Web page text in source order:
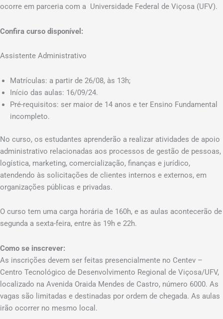
ocorre em parceria com a Universidade Federal de Viçosa (UFV).
Confira curso disponível:
Assistente Administrativo
Matrículas: a partir de 26/08, às 13h;
Início das aulas: 16/09/24.
Pré-requisitos: ser maior de 14 anos e ter Ensino Fundamental
incompleto.
No curso, os estudantes aprenderão a realizar atividades de apoio
administrativo relacionadas aos processos de gestão de pessoas,
logística, marketing, comercialização, finanças e jurídico,
atendendo às solicitações de clientes internos e externos, em
organizações públicas e privadas.
O curso tem uma carga horária de 160h, e as aulas acontecerão de
segunda a sexta-feira, entre às 19h e 22h.
Como se inscrever:
As inscrições devem ser feitas presencialmente no Centev –
Centro Tecnológico de Desenvolvimento Regional de Viçosa/UFV,
localizado na Avenida Oraida Mendes de Castro, número 6000. As
vagas são limitadas e destinadas por ordem de chegada. As aulas
irão ocorrer no mesmo local.